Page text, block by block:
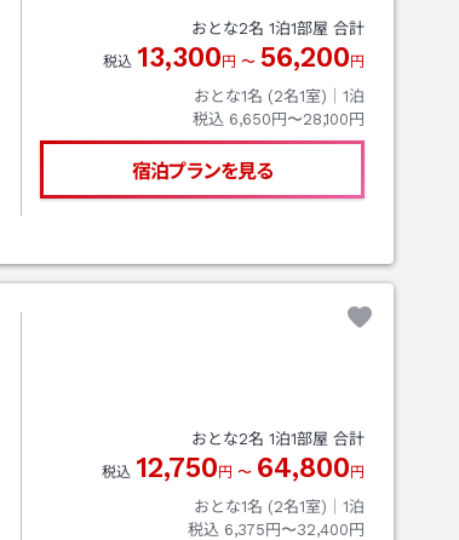
おとな2名 1泊1部屋 合計
税込 13,300 円 〜 56,200 円
おとな1名 (2名1室)｜ 1泊
税込 6,650円〜28,100円
宿泊プランを見る
おとな2名 1泊1部屋 合計
税込 12,750 円 〜 64,800 円
おとな1名 (2名1室)｜ 1泊
税込 6,375円〜32,400円